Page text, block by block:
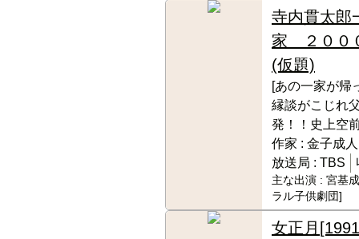
寺内貫太郎
家 ２００
(仮題)
[あの一家が帰
縁談がこじれ
発！！史上空
作家 : 金子成人
放送局 : TBS
主な出演 : 宮基
ラル子供劇団]
女正月